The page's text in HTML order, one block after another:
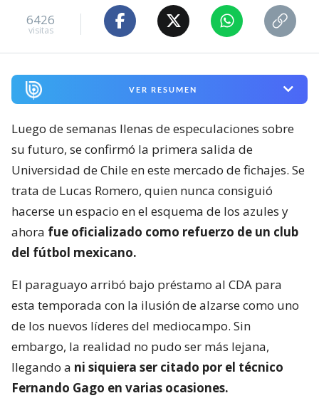
6426
visitas
VER RESUMEN
Luego de semanas llenas de especulaciones sobre
su futuro, se confirmó la primera salida de
Universidad de Chile en este mercado de fichajes. Se
trata de Lucas Romero, quien nunca consiguió
hacerse un espacio en el esquema de los azules y
ahora fue oficializado como refuerzo de un club
del fútbol mexicano.
El paraguayo arribó bajo préstamo al CDA para
esta temporada con la ilusión de alzarse como uno
de los nuevos líderes del mediocampo. Sin
embargo, la realidad no pudo ser más lejana,
llegando a ni siquiera ser citado por el técnico
Fernando Gago en varias ocasiones.